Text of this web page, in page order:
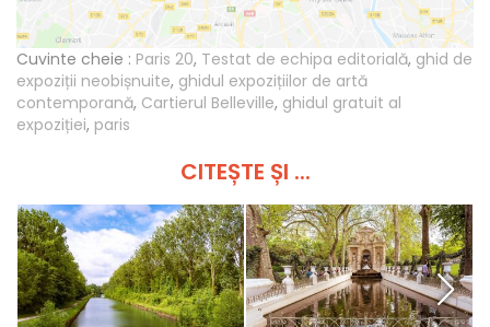
Cuvinte cheie : Paris 20, Testat de echipa editorială, ghid de
expoziții neobișnuite, ghidul expozițiilor de artă
contemporană, Cartierul Belleville, ghidul gratuit al
expoziției, paris
CITEȘTE ȘI ...